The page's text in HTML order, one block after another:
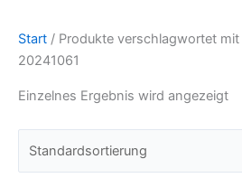
Start / Produkte verschlagwortet mit
20241061
Einzelnes Ergebnis wird angezeigt